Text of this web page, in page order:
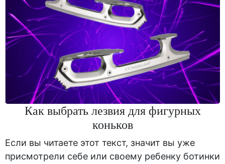
Как выбрать лезвия для фигурных
коньков
Если вы читаете этот текст, значит вы уже
присмотрели себе или своему ребенку ботинки